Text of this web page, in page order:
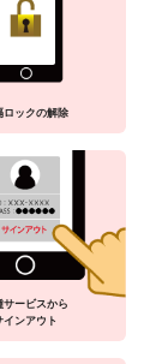
ロックの解除
サービスから
インアウト